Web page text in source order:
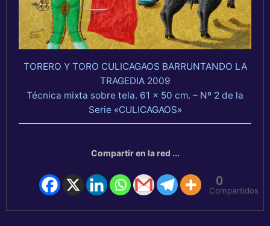
TORERO Y TORO CULICAGAOS BARRUNTANDO LA
TRAGEDIA 2009
Técnica mixta sobre tela. 61 x 50 cm. – Nº 2 de la
Serie «CULICAGAOS»
Compartir en la red ...
0
Compartidos